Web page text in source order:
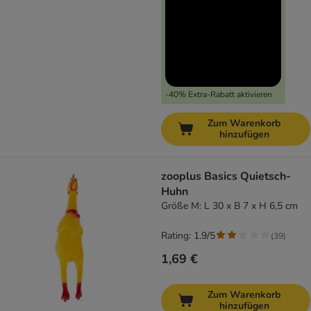
-40% Extra-Rabatt aktivieren
Zum Warenkorb
hinzufügen
zooplus Basics Quietsch-
Huhn
Größe M: L 30 x B 7 x H 6,5 cm
1,69 €
Rating: 1.9/5 (39)
Zum Warenkorb
hinzufügen